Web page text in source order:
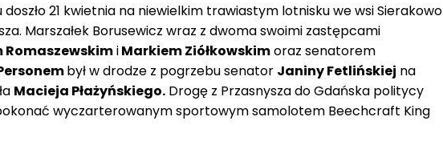
21 kwietnia na niewielkim trawiastym lotnisku we wsi Sierakowo
Marszałek Borusewicz wraz z dwoma swoimi zastępcami
RomaszewskimiMarkiem Ziółkowskimoraz senatorem
był w drodze z pogrzebu senator Janiny Fetlińskiej na
Macieja Płażyńskiego. Drogę z Przasnysza do Gdańska politycy
wyczarterowanym sportowym samolotem Beechcraft King